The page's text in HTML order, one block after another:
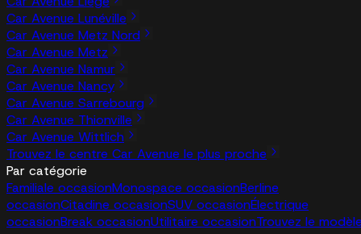
Car Avenue Lunéville
Car Avenue Metz Nord
Car Avenue Metz
Car Avenue Namur
Car Avenue Nancy
Car Avenue Sarrebourg
Car Avenue Thionville
Car Avenue Wittlich
Trouvez le centre Car Avenue le plus proche
Par catégorie
Familiale occasionMonospace occasionBerline
occasionCitadine occasionSUV occasionÉlectrique
occasionBreak occasionUtilitaire occasionTrouvez le